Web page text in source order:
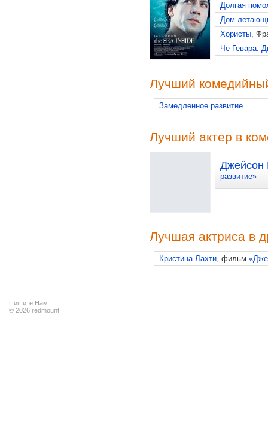
Долгая
Дом
Хористы,
Че Гевара:
Лучший
Замедленное развитие
Лучший актер в
Джейсон
развитие»
Лучшая актриса в
Кристина Лахти, фильм
Пишите Нам
© 2026 redmount